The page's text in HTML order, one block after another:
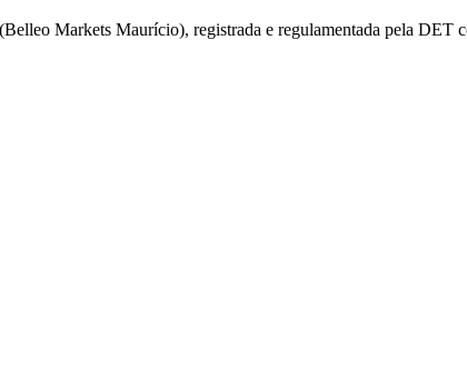
Markets Maurício), registrada e regulamentada pela DET